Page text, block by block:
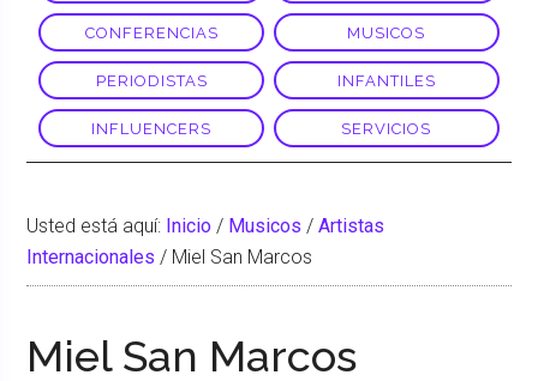
CONFERENCIAS MUSICOS
PERIODISTAS INFANTILES
INFLUENCERS SERVICIOS
Usted está aquí: Inicio / Musicos / Artistas
Internacionales / Miel San Marcos
Miel San Marcos